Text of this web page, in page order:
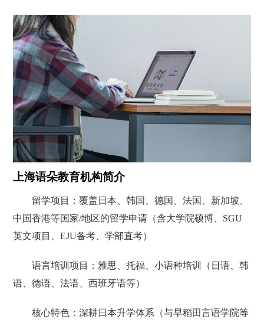
上海语朵教育机构简介
留学项目：覆盖日本、韩国、德国、法国、新加坡、
中国香港等国家/地区的‌留学申请‌（含大学院硕博、SGU
英文项目、EJU备考、学部直考）
语言培训项目：雅思、托福、小语种培训‌（日语、韩
语、德语、法语、西班牙语等）
核心特色‌：深耕日本升学体系（与早稻田言语学院等